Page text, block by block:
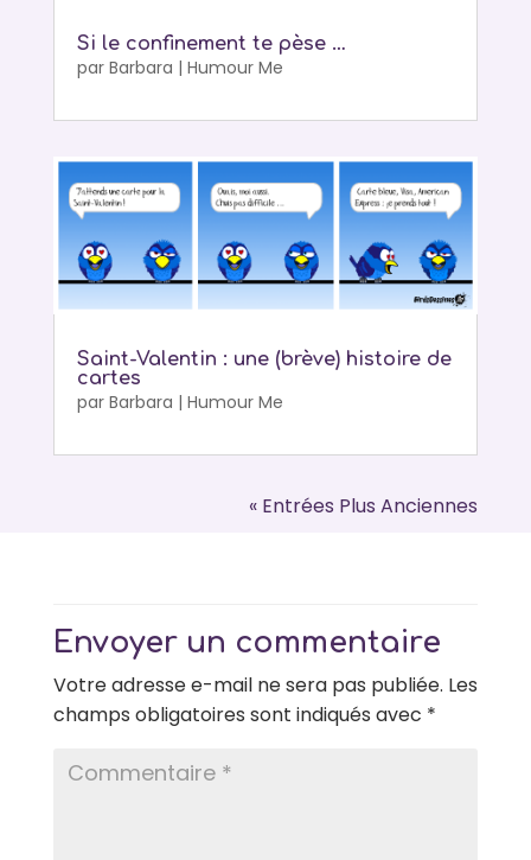
Si le confinement te pèse …
par Barbara | Humour Me
Saint-Valentin : une (brève) histoire de
cartes
par Barbara | Humour Me
« Entrées Plus Anciennes
Envoyer un commentaire
Votre adresse e-mail ne sera pas publiée. Les
champs obligatoires sont indiqués avec *